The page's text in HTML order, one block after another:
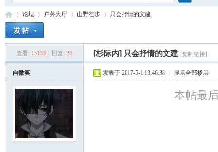
索
论坛
›
户外大厅
›
山野徒步
›
只会抒情的文建
查看: 15133 回复: 26 [杉际内] 只会抒情的文建 [复制链接]
向微笑 发表于 2017-5-1 13:46:38 显示全部楼层
本帖最